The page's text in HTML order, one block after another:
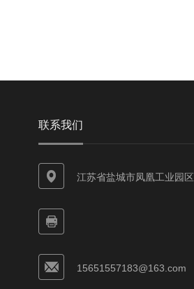
联系我们
江苏省盐城市凤凰工业园区
15651557183@163.com